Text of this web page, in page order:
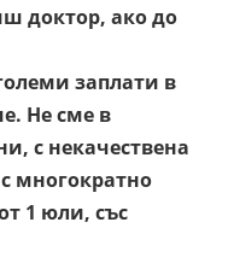
доктор, ако до
заплати в
Не сме в
с некачествена
многократно
1 юли, със